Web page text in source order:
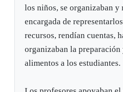
los niños, se organizaban y
encargada de
recursos, rendían cuentas,
organizaban la preparación
alimentos a los estudiantes.